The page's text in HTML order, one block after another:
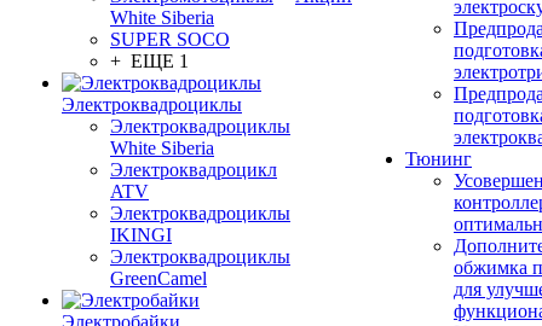
White Siberia
SUPER SOCO
+ ЕЩЕ 1
Электроквадроциклы
Электроквадроциклы
White Siberia
Электроквадроцикл
ATV
Электроквадроциклы
IKINGI
Электроквадроциклы
GreenCamel
Электробайки
Тюнинг
обжимка
для